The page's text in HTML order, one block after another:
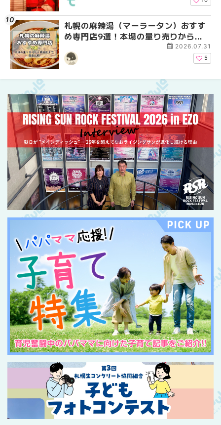
札幌の麻辣湯（マーラータン）おすす
め専門店9選！本場の量り売りから最
新店まで徹底比較 | MouLa
HOKKAIDO
2026.07.31
5
2026年夏 恵庭市・千
イベントまとめ |
2026年夏 札幌市南区
ントまとめ | MouLa